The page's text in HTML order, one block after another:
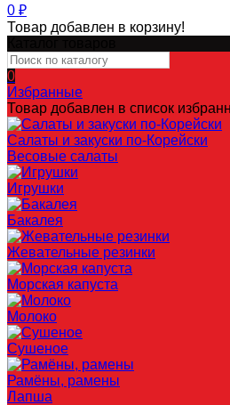
0 ₽
Товар добавлен в корзину!
0
Избранные
Товар добавлен в список
Салаты и закуски по-Корейски
Весовые салаты
Игрушки
Бакалея
Жевательные резинки
Морская капуста
Молоко
Сушеное
Рамёны, рамены
Лапша